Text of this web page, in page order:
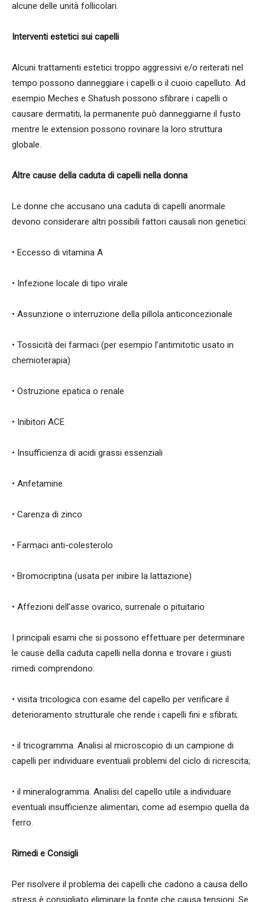
alcune delle unità follicolari.
Interventi estetici sui capelli
Alcuni trattamenti estetici troppo aggressivi e/o reiterati nel
tempo possono danneggiare i capelli o il cuoio capelluto. Ad
esempio Meches e Shatush possono sfibrare i capelli o
causare dermatiti, la permanente può danneggiarne il fusto
mentre le extension possono rovinare la loro struttura
globale.
Altre cause della caduta di capelli nella donna
Le donne che accusano una caduta di capelli anormale
devono considerare altri possibili fattori causali non genetici:
• Eccesso di vitamina A
• Infezione locale di tipo virale
• Assunzione o interruzione della pillola anticoncezionale
• Tossicità dei farmaci (per esempio l’antimitotic usato in
chemioterapia)
• Ostruzione epatica o renale
• Inibitori ACE
• Insufficienza di acidi grassi essenziali
• Anfetamine
• Carenza di zinco
• Farmaci anti-colesterolo
• Bromocriptina (usata per inibire la lattazione)
• Affezioni dell’asse ovarico, surrenale o pituitario
I principali esami che si possono effettuare per determinare
le cause della caduta capelli nella donna e trovare i giusti
rimedi comprendono:
• visita tricologica con esame del capello per verificare il
deterioramento strutturale che rende i capelli fini e sfibrati;
• il tricogramma. Analisi al microscopio di un campione di
capelli per individuare eventuali problemi del ciclo di ricrescita;
• il mineralogramma. Analisi del capello utile a individuare
eventuali insufficienze alimentari, come ad esempio quella da
ferro.
Rimedi e Consigli
Per risolvere il problema dei capelli che cadono a causa dello
stress è consigliato eliminare la fonte che causa tensioni. Se